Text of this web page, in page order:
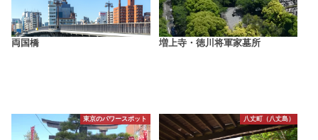
両国橋 増上寺・徳川将軍家墓所
東京のパワースポット 八丈町（八丈島）